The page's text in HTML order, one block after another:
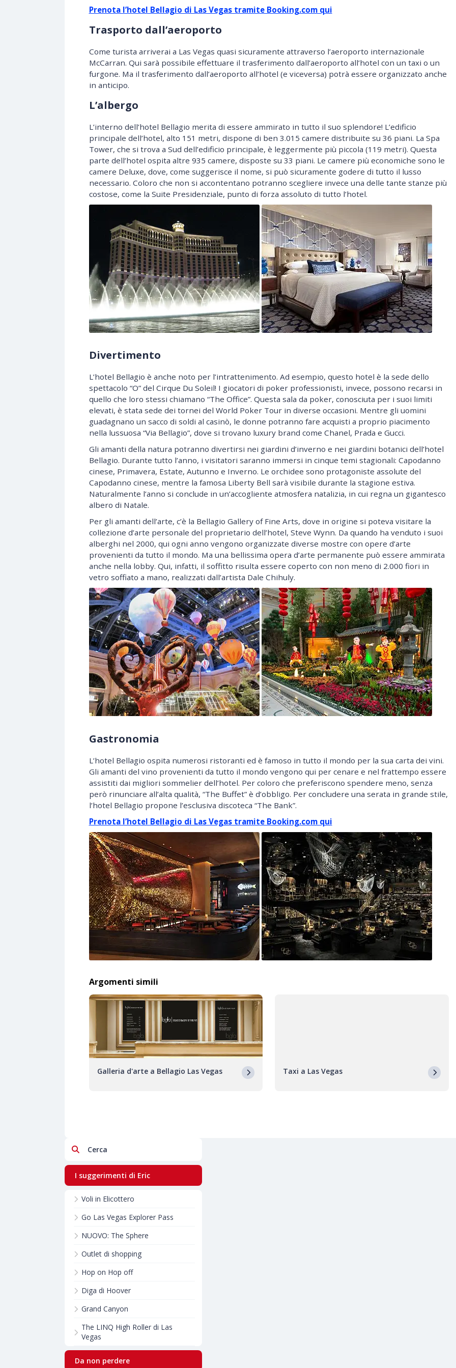
Prenota l’hotel Bellagio di Las Vegas tramite Booking.com qui
Trasporto dall’aeroporto
Come turista arriverai a Las Vegas quasi sicuramente attraverso l’aeroporto internazionale
McCarran. Qui sarà possibile effettuare il trasferimento dall’aeroporto all’hotel con un taxi o un
furgone. Ma il trasferimento dall’aeroporto all’hotel (e viceversa) potrà essere organizzato anche
in anticipo.
L’albergo
L’interno dell’hotel Bellagio merita di essere ammirato in tutto il suo splendore! L’edificio
principale dell’hotel, alto 151 metri, dispone di ben 3.015 camere distribuite su 36 piani. La Spa
Tower, che si trova a Sud dell’edificio principale, è leggermente più piccola (119 metri). Questa
parte dell’hotel ospita altre 935 camere, disposte su 33 piani. Le camere più economiche sono le
camere Deluxe, dove, come suggerisce il nome, si può sicuramente godere di tutto il lusso
necessario. Coloro che non si accontentano potranno scegliere invece una delle tante stanze più
costose, come la Suite Presidenziale, punto di forza assoluto di tutto l’hotel.
Divertimento
L’hotel Bellagio è anche noto per l’intrattenimento. Ad esempio, questo hotel è la sede dello
spettacolo “O” del Cirque Du Soleil! I giocatori di poker professionisti, invece, possono recarsi in
quello che loro stessi chiamano “The Office”. Questa sala da poker, conosciuta per i suoi limiti
elevati, è stata sede dei tornei del World Poker Tour in diverse occasioni. Mentre gli uomini
guadagnano un sacco di soldi al casinò, le donne potranno fare acquisti a proprio piacimento
nella lussuosa “Via Bellagio”, dove si trovano luxury brand come Chanel, Prada e Gucci.
Gli amanti della natura potranno divertirsi nei giardini d’inverno e nei giardini botanici dell’hotel
Bellagio. Durante tutto l’anno, i visitatori saranno immersi in cinque temi stagionali: Capodanno
cinese, Primavera, Estate, Autunno e Inverno. Le orchidee sono protagoniste assolute del
Capodanno cinese, mentre la famosa Liberty Bell sarà visibile durante la stagione estiva.
Naturalmente l’anno si conclude in un’accogliente atmosfera natalizia, in cui regna un gigantesco
albero di Natale.
Per gli amanti dell’arte, c’è la Bellagio Gallery of Fine Arts, dove in origine si poteva visitare la
collezione d’arte personale del proprietario dell’hotel, Steve Wynn. Da quando ha venduto i suoi
alberghi nel 2000, qui ogni anno vengono organizzate diverse mostre con opere d’arte
provenienti da tutto il mondo. Ma una bellissima opera d’arte permanente può essere ammirata
anche nella lobby. Qui, infatti, il soffitto risulta essere coperto con non meno di 2.000 fiori in
vetro soffiato a mano, realizzati dall’artista Dale Chihuly.
Gastronomia
L’hotel Bellagio ospita numerosi ristoranti ed è famoso in tutto il mondo per la sua carta dei vini.
Gli amanti del vino provenienti da tutto il mondo vengono qui per cenare e nel frattempo essere
assistiti dai migliori sommelier dell’hotel. Per coloro che preferiscono spendere meno, senza
però rinunciare all’alta qualità, “The Buffet” è d’obbligo. Per concludere una serata in grande stile,
l’hotel Bellagio propone l’esclusiva discoteca “The Bank”.
Prenota l’hotel Bellagio di Las Vegas tramite Booking.com qui
Argomenti simili
Galleria d'arte a Bellagio Las Vegas Taxi a Las Vegas
Cerca
I suggerimenti di Eric
Voli in Elicottero
Go Las Vegas Explorer Pass
NUOVO: The Sphere
Outlet di shopping
Hop on Hop off
Diga di Hoover
Grand Canyon
The LINQ High Roller di Las
Vegas
Da non perdere